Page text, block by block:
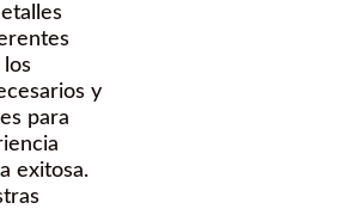
los
y
para
exitosa.